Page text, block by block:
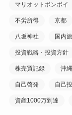
マリオットボンボイ
不労所得 京都
八坂神社 国内
投資戦略・投資方針
株売買記録 沖縄
自己啓発 自己
資産1000万到達